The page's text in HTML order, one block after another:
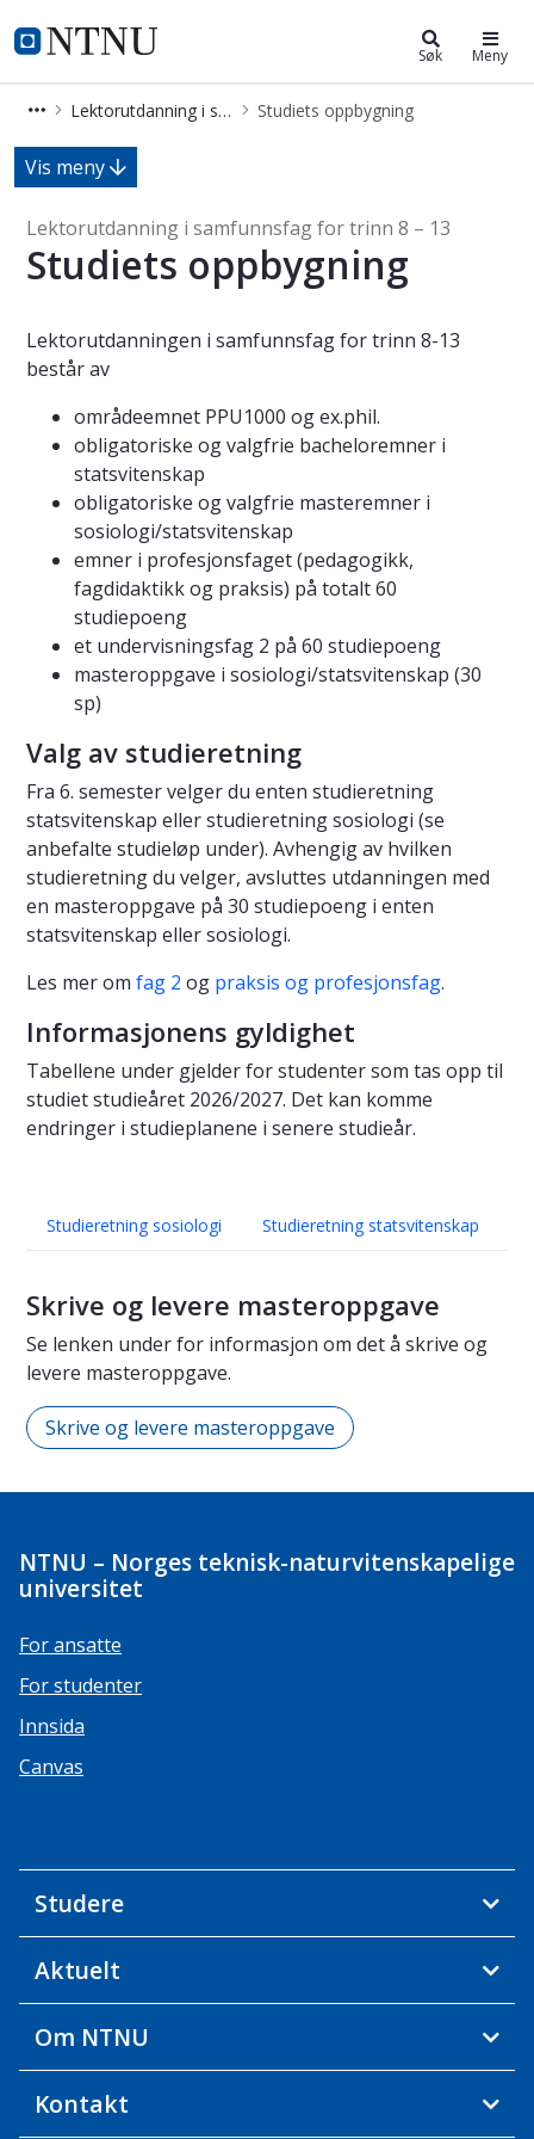
NTNU Hjemmeside
Lektorutdanning i samfunnsfag
Søk Meny
Lektorutdanning i samfunnsfag for trinn 8 – 13 Studiets oppbygning
Studiets oppbygning -
Vis meny
Lektorutdanning i samfunnsfag for trinn 8 – 13
Studiets oppbygning
Lektorutdanningen i samfunnsfag for trinn 8-13
består av
områdeemnet PPU1000 og ex.phil.
obligatoriske og valgfrie bacheloremner i
statsvitenskap
obligatoriske og valgfrie masteremner i
sosiologi/statsvitenskap
emner i profesjonsfaget (pedagogikk,
fagdidaktikk og praksis) på totalt 60
studiepoeng
et undervisningsfag 2 på 60 studiepoeng
masteroppgave i sosiologi/statsvitenskap (30
sp)
Valg av studieretning
Fra 6. semester velger du enten studieretning
statsvitenskap eller studieretning sosiologi (se
anbefalte studieløp under). Avhengig av hvilken
studieretning du velger, avsluttes utdanningen med
en masteroppgave på 30 studiepoeng i enten
statsvitenskap eller sosiologi.
Les mer om fag 2 og praksis og profesjonsfag.
Informasjonens gyldighet
Tabellene under gjelder for studenter som tas opp til
studiet studieåret 2026/2027. Det kan komme
endringer i studieplanene i senere studieår.
Studieretning sosiologi Studieretning statsvitenskap
Skrive og levere masteroppgave
Se lenken under for informasjon om det å skrive og
levere masteroppgave.
Skrive og levere masteroppgave
NTNU – Norges teknisk-naturvitenskapelige
universitet
For ansatte
For studenter
Innsida
Canvas
Studere
Aktuelt
Om NTNU
Kontakt